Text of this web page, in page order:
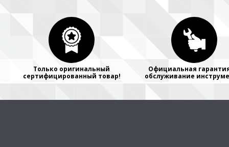
Только оригинальный
сертифицированный товар!
Официальная
обслуживание